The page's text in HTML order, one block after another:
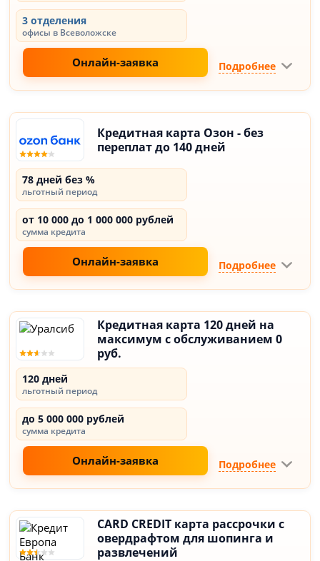
3 отделения
офисы в Всеволожске
Онлайн-заявка Подробнее
Кредитная карта Озон - без
переплат до 140 дней
78 дней без %
льготный период
от 10 000 до 1 000 000 рублей
сумма кредита
Онлайн-заявка Подробнее
Кредитная карта 120 дней на
максимум с обслуживанием 0
руб.
120 дней
льготный период
до 5 000 000 рублей
сумма кредита
Онлайн-заявка Подробнее
CARD CREDIT карта рассрочки с
овердрафтом для шопинга и
развлечений